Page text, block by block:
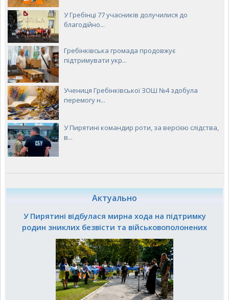
У Гребінці 77 учасників долучилися до
благодійно...
Гребінківська громада продовжує
підтримувати укр...
Учениця Гребінківської ЗОШ №4 здобула
перемогу н...
У Пирятині командир роти, за версією слідства,
в...
Актуально
У Пирятині відбулася мирна хода на підтримку
родин зниклих безвісти та військовополонених